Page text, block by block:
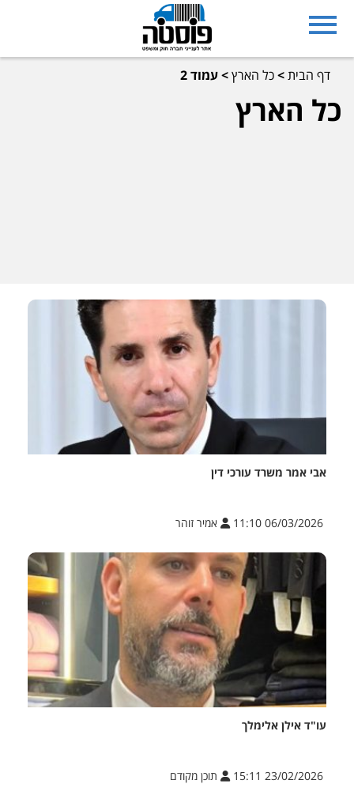
דף הבית>כל הארץ>עמוד 2
כל הארץ
אבי אמר משרד עורכי דין
06/03/2026 11:10 אמיר זוהר
עו"ד אילן אלימלך
23/02/2026 15:11 תוכן מקודם